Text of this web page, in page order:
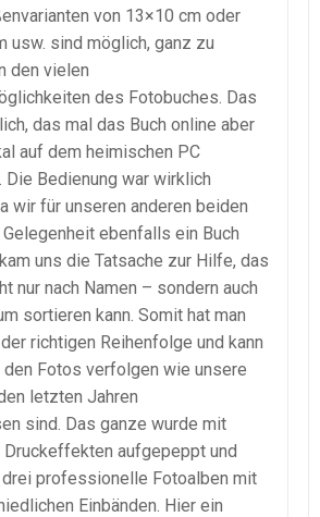
von 13×10 cm oder
usw. sind möglich, ganz zu
den vielen
des Fotobuches. Das
das mal das Buch online aber
auf dem heimischen PC
Die Bedienung war wirklich
wir für unseren anderen beiden
ebenfalls ein Buch
uns die Tatsache zur Hilfe, das
nur nach Namen – sondern auch
sortieren kann. Somit hat man
richtigen Reihenfolge und kann
den Fotos verfolgen wie unsere
letzten Jahren
sind. Das ganze wurde mit
aufgepeppt und
drei professionelle Fotoalben mit
Einbänden. Hier ein